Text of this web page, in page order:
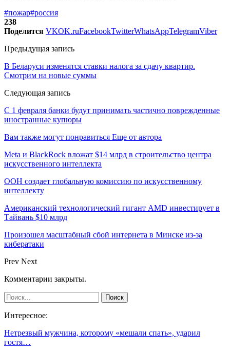
#пожар#россия
238
Поделится VKOK.ruFacebookTwitterWhatsAppTelegramViber
Предыдущая запись
В Беларуси изменятся ставки налога за сдачу квартир.
Смотрим на новые суммы
Следующая запись
С 1 февраля банки будут принимать частично поврежденные
иностранные купюры
Вам также могут понравиться Еще от автора
Meta и BlackRock вложат $14 млрд в строительство центра
искусственного интеллекта
ООН создает глобальную комиссию по искусственному
интеллекту
Американский технологический гигант AMD инвестирует в
Тайвань $10 млрд
Произошел масштабный сбой интернета в Минске из-за
кибератаки
Prev Next
Комментарии закрыты.
Интересное:
Нетрезвый мужчина, которому «мешали спать», ударил
гостя…